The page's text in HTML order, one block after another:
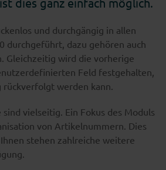
und durchgängig in allen
durchgeführt, dazu gehören auch
Gleichzeitig wird die vorherige
Feld festgehalten,
rückverfolgt werden kann.
vielseitig. Ein Fokus des Moduls
von Artikelnummern. Dies
stehen zahlreiche weitere